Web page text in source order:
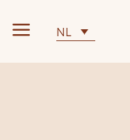
a NL